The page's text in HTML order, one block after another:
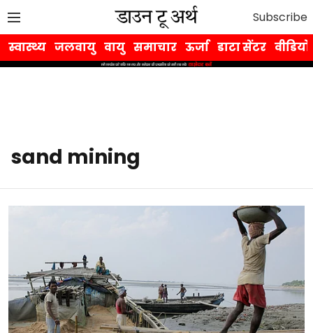
Subscribe
स्वास्थ्य जलवायु वायु समाचार ऊर्जा डाटा सेंटर वीडियो
sand mining